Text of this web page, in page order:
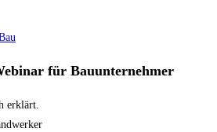
für Bauunternehmer
erklärt.